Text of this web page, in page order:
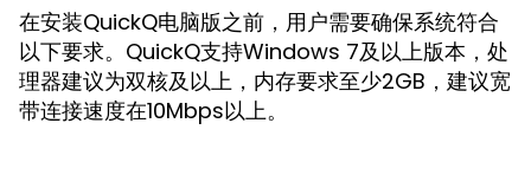
在安装QuickQ电脑版之前，用户需要确保系统符合
以下要求。QuickQ支持Windows 7及以上版本，处
理器建议为双核及以上，内存要求至少2GB，建议宽
带连接速度在10Mbps以上。